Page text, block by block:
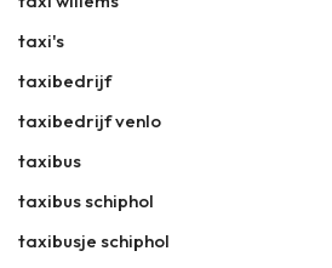
taxi's
taxibedrijf
taxibedrijf venlo
taxibus
taxibus schiphol
taxibusje schiphol